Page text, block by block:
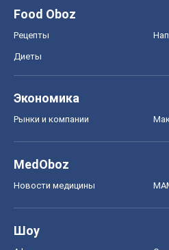
Food Oboz
Рецепты
Диеты
Экономика
Рынки и компании
MedOboz
Новости медицины
Шоу